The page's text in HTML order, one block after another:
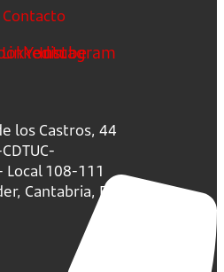
Contacto
Linkedin
Youtube
Instagram
los Castros, 44
Local 108-111
Cantabria, España.